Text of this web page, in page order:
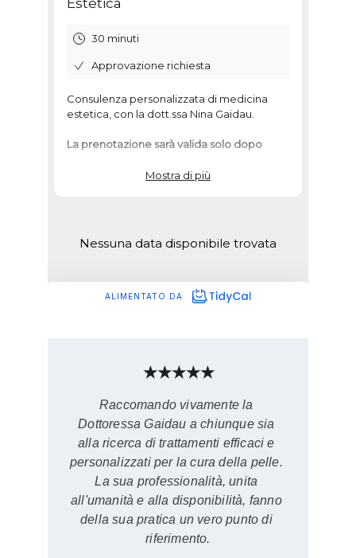
Raccomando vivamente la
Dottoressa Gaidau a chiunque sia
alla ricerca di trattamenti efficaci e
personalizzati per la cura della pelle.
La sua professionalità, unita
all'umanità e alla disponibilità, fanno
della sua pratica un vero punto di
riferimento.
★★★★★